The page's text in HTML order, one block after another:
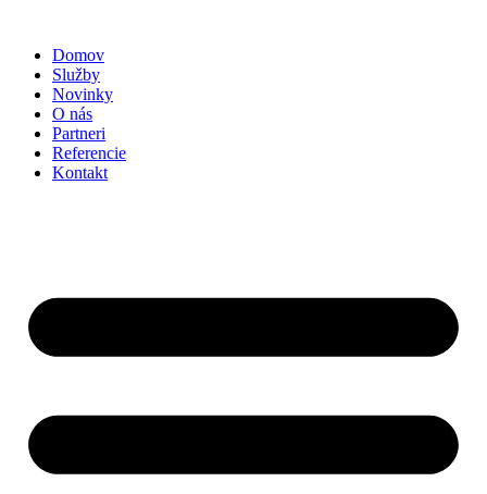
obsah
Domov
Služby
Novinky
O nás
Partneri
Referencie
Kontakt